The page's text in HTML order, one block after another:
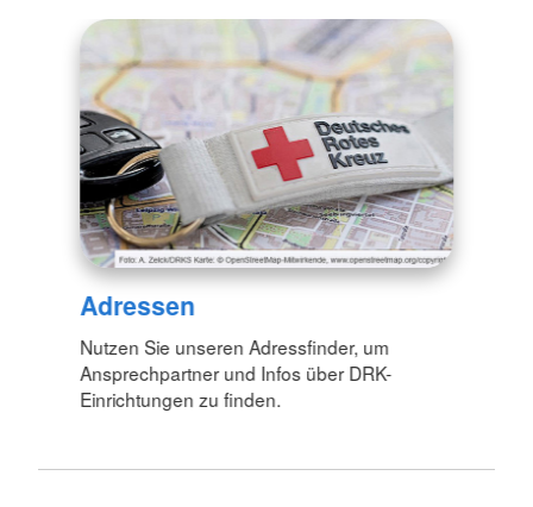
Adressen
Nutzen Sie unseren Adressfinder, um
Ansprechpartner und Infos über DRK-
Einrichtungen zu finden.